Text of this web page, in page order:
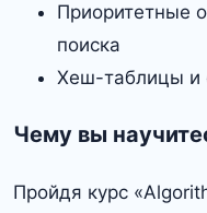
Приоритетные
поиска
Хеш-таблицы и
Чему вы
Пройдя курс